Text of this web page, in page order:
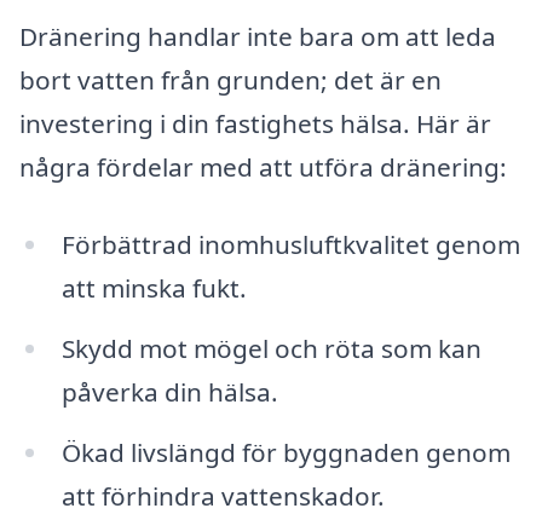
Dränering handlar inte bara om att leda
bort vatten från grunden; det är en
investering i din fastighets hälsa. Här är
några fördelar med att utföra dränering:
Förbättrad inomhusluftkvalitet genom
att minska fukt.
Skydd mot mögel och röta som kan
påverka din hälsa.
Ökad livslängd för byggnaden genom
att förhindra vattenskador.